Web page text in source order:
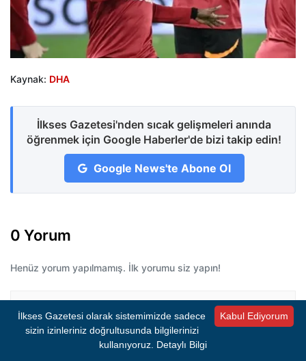
Kaynak: DHA
İlkses Gazetesi'nden sıcak gelişmeleri anında
öğrenmek için Google Haberler'de bizi takip edin!
Google News'te Abone Ol
0 Yorum
Henüz yorum yapılmamış. İlk yorumu siz yapın!
Bir Yorum Bırakın
E-posta adresiniz yayımlanmayacaktır.
Kabul Ediyorum
İlkses Gazetesi olarak sistemimizde sadece
sizin izinleriniz doğrultusunda bilgilerinizi
kullanıyoruz. Detaylı Bilgi